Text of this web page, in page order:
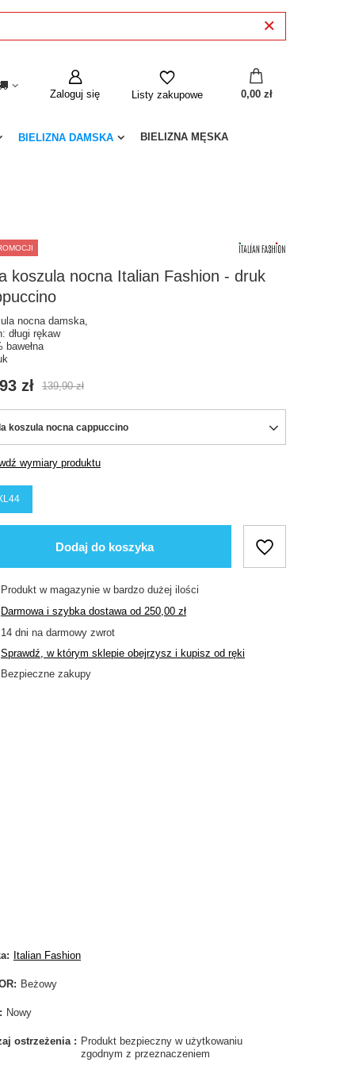
Zaloguj się Listy zakupowe 0,00 zł
BIELIZNA DAMSKA BIELIZNA MĘSKA
koszula nocna Italian Fashion - druk
nocna damska,
długi rękaw
bawełna
zł 139,90 zł
koszula nocna cappuccino
wymiary produktu
Dodaj do koszyka
Produkt w magazynie w bardzo dużej ilości
Darmowa i szybka dostawaod250,00 zł
14 dni na darmowy zwrot
Sprawdź, w którym sklepie obejrzysz i kupisz od ręki
Bezpieczne zakupy
Italian Fashion
Beżowy
Nowy
ostrzeżenia
Produkt bezpieczny w użytkowaniu
zgodnym z przeznaczeniem